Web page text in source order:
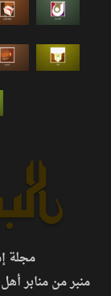
مجلة
منبر من منابر